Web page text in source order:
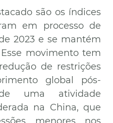
são os índices
em processo de
2023 e se mantém
movimento tem
de restrições
global pós-
uma atividade
na China, que